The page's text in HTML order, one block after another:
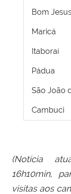
Bom
Maricá
Itaboraí
Pádua
São João
Cambuci
(Notícia
16h10min,
visitas aos